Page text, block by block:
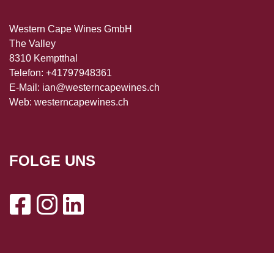
Western Cape Wines GmbH
The Valley
8310 Kemptthal
Telefon: +41797948361
E-Mail: ian@westerncapewines.ch
Web: westerncapewines.ch
FOLGE UNS